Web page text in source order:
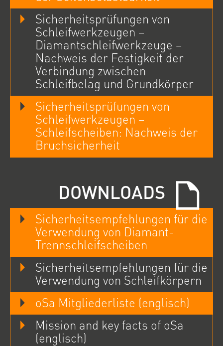
Sicherheitsprüfungen von
Schleifwerkzeugen –
Diamantschleifwerkzeuge –
Nachweis der Festigkeit der
Verbindung zwischen
Schleifbelag und Grundkörper
Sicherheitsprüfungen von
Schleifwerkzeugen –
Schleifscheiben: Nachweis der
Bruchsicherheit
DOWNLOADS
Sicherheitsempfehlungen für die
Verwendung von Diamant-
Trennschleifscheiben
Sicherheitsempfehlungen für die
Verwendung von Schleifkörpern
oSa Mitgliederliste (englisch)
Mission and key facts of oSa
(englisch)